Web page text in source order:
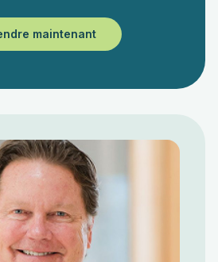
maintenant